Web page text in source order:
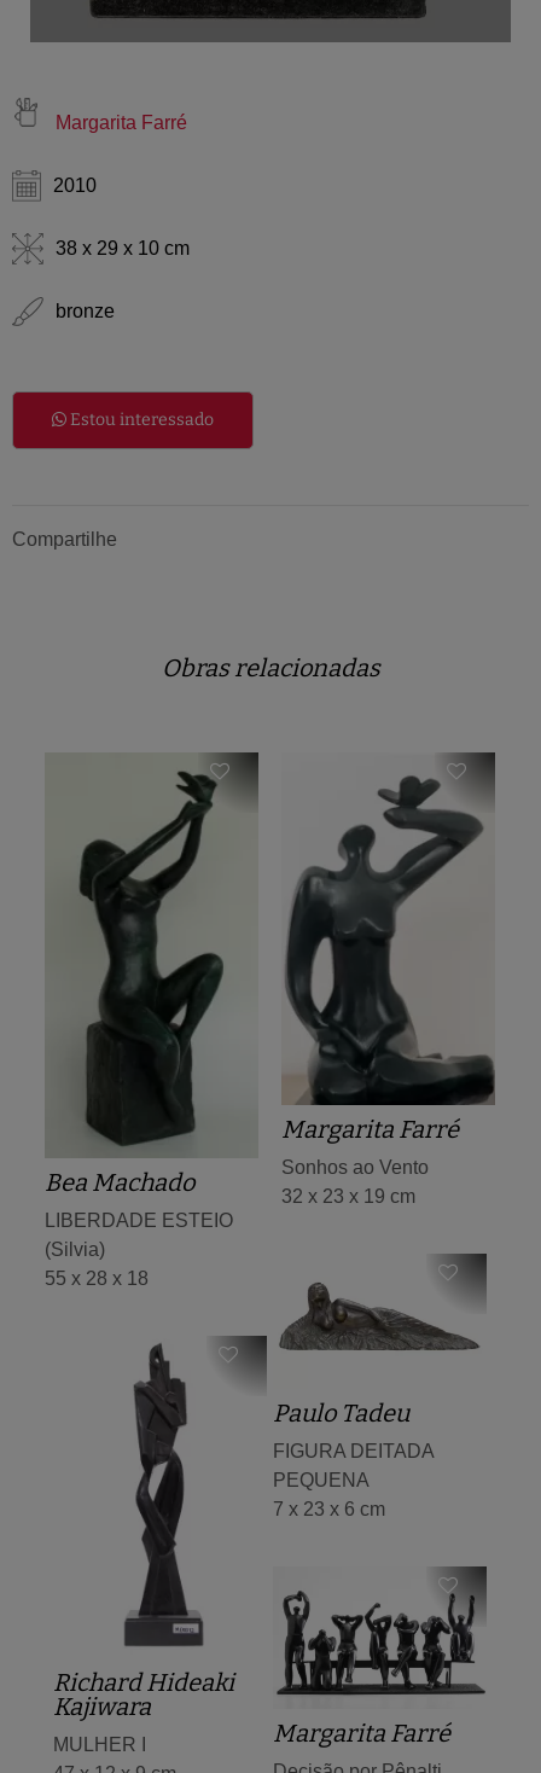
Margarita Farré
2010
38 x 29 x 10 cm
bronze
Estou interessado
Compartilhe
Obras relacionadas
Bea Machado
LIBERDADE ESTEIO
(Silvia)
55 x 28 x 18
Margarita Farré
Sonhos ao Vento
32 x 23 x 19 cm
Paulo Tadeu
FIGURA DEITADA
PEQUENA
7 x 23 x 6 cm
Richard Hideaki
Kajiwara
MULHER I
Margarita Farré